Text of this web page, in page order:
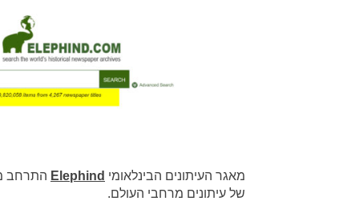
מאגר העיתונים הבינלאומי Elephind
של עיתונים מרחבי העולם.